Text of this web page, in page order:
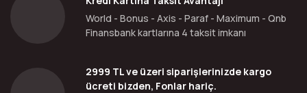
World - Bonus - Axis - Paraf - Maximum - Qnb
Finansbank kartlarına 4 taksit imkanı
2999 TL ve üzeri siparişlerinizde kargo
ücreti bizden, Fonlar hariç.